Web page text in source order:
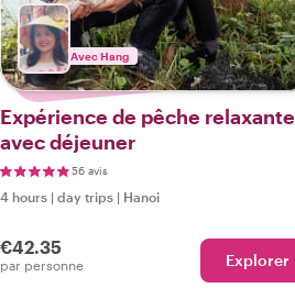
Avec Hang
Expérience de pêche relaxante
avec déjeuner
56 avis
4 hours | day trips | Hanoi
€42.35
par personne Explorer